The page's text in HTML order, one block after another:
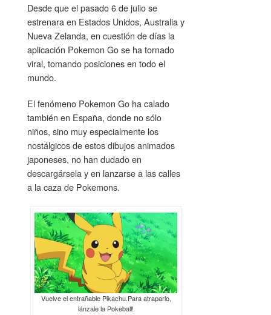
Desde que el pasado 6 de julio se
estrenara en Estados Unidos, Australia y
Nueva Zelanda, en cuestión de días la
aplicación Pokemon Go se ha tornado
viral, tomando posiciones en todo el
mundo.
El fenómeno Pokemon Go ha calado
también en España, donde no sólo
niños, sino muy especialmente los
nostálgicos de estos dibujos animados
japoneses, no han dudado en
descargársela y en lanzarse a las calles
a la caza de Pokemons.
Vuelve el entrañable Pikachu.Para atraparlo,
lánzale la Pokeball!